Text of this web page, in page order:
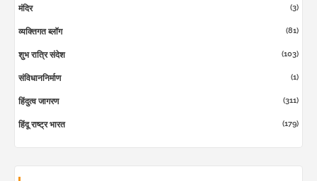
मंदिर (3)
व्यक्तिगत ब्लॉग (81)
शुभ रात्रि संदेश (103)
संविधाननिर्माण (1)
हिंदुत्व जागरण (311)
हिंदू राष्ट्र भारत (179)